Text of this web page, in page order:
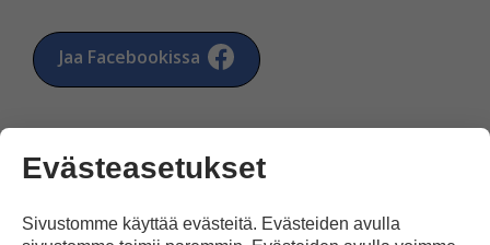
Jaa Facebookissa
Evästeasetukset
Sivustomme käyttää evästeitä. Evästeiden avulla